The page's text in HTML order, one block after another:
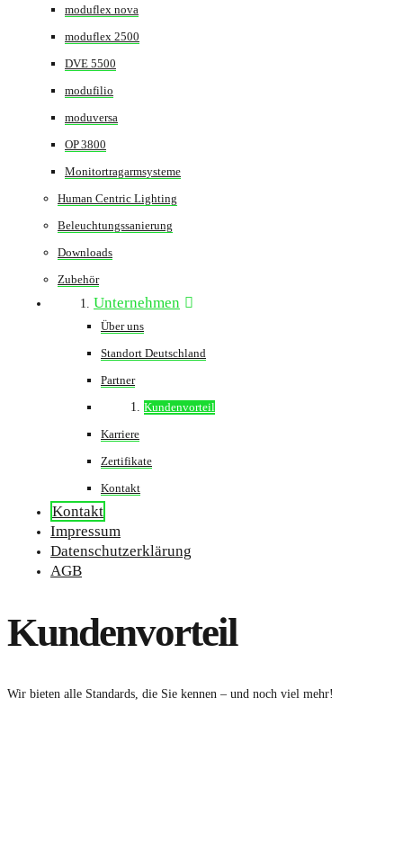
moduflex nova
moduflex 2500
DVE 5500
modufilio
moduversa
OP 3800
Monitortragarmsysteme
Human Centric Lighting
Beleuchtungssanierung
Downloads
Zubehör
Unternehmen
Über uns
Standort Deutschland
Partner
Kundenvorteil
Karriere
Zertifikate
Kontakt
Kontakt
Impressum
Datenschutzerklärung
AGB
Kundenvorteil
Wir bieten alle Standards, die Sie kennen – und noch viel mehr!